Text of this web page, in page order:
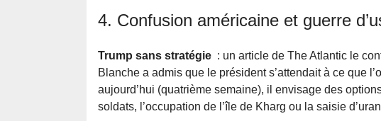
4. Confusion américaine et guerre
Trump sans stratégie : un article de The Atlantic le
Blanche a admis que le président s’attendait à ce que
aujourd’hui (quatrième semaine), il envisage des
soldats, l’occupation de l’île de Kharg ou la saisie